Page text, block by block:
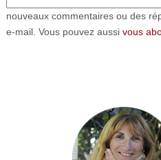
nouveaux commentaires ou des
e-mail. Vous pouvez aussi vous